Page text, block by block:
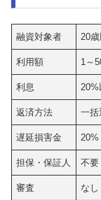
融資対象者 20
利用額 1～
利息 20%
返済方法 一
遅延損害金 20%
担保・保証人 不要
審査 なし